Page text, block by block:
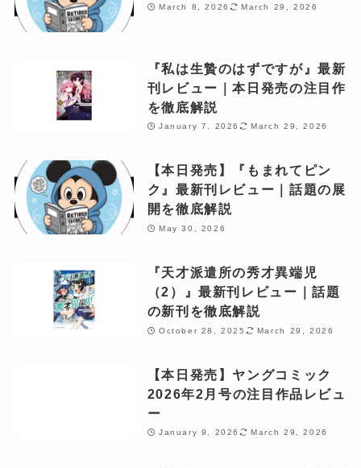
March 8, 2026 March 29, 2026
『私は生贄のはずですが』最新
刊レビュー｜本日発売の注目作
を徹底解説
January 7, 2026 March 29, 2026
【本日発売】『もまれてピン
ク』最新刊レビュー｜話題の展
開を徹底解説
May 30, 2026
『天才派遣所の秀才異端児
（2）』最新刊レビュー｜話題
の新刊を徹底解説
October 28, 2025 March 29, 2026
【本日発売】ヤングコミック
2026年2月号の注目作品レビュ
ー
January 9, 2026 March 29, 2026